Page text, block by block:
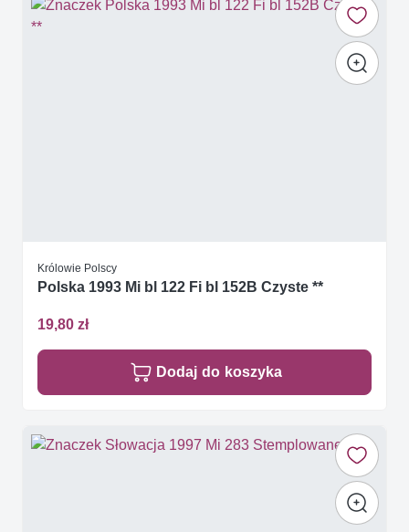
Królowie Polscy
Polska 1993 Mi bl 122 Fi bl 152B Czyste **
19,80 zł
Dodaj do koszyka